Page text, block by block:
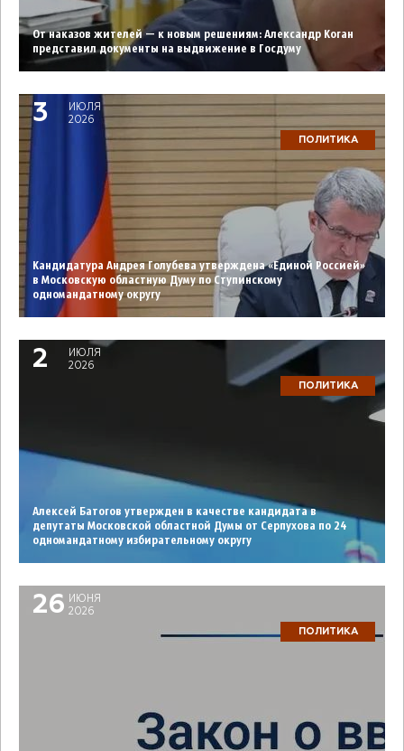
От наказов жителей — к новым решениям: Александр Коган
представил документы на выдвижение в Госдуму
3
ИЮЛЯ
2026
ПОЛИТИКА
Кандидатура Андрея Голубева утверждена «Единой Россией»
в Московскую областную Думу по Ступинскому
одномандатному округу
2
ИЮЛЯ
2026
ПОЛИТИКА
Алексей Батогов утвержден в качестве кандидата в
депутаты Московской областной Думы от Серпухова по 24
одномандатному избирательному округу
26
ИЮНЯ
2026
ПОЛИТИКА